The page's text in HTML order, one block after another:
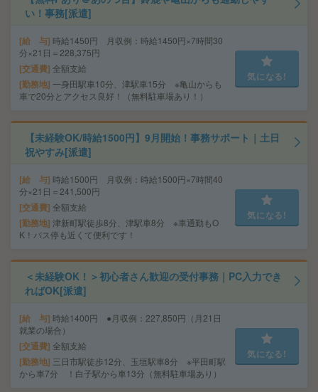
い！事務[派遣]
給 与 時給1450円 月収例：時給1450円×7時間30
分×21日＝228,375円
交通費 全額支給
勤務地 一身田駅車10分、津駅車15分 ※亀山からも
車で20分とアクセス良好！（無料駐車場あり！）
気になる!
【未経験OK/時給1500円】9月開始！事務サポート｜土日
祝やすみ[派遣]
給 与 時給1500円 月収例：時給1500円×7時間40
分×21日＝241,500円
交通費 全額支給
勤務地 津新町駅徒歩8分、津駅車8分 ※車通勤もO
K！バス停も近くて便利です！
気になる!
＜未経験OK！＞初心者さん歓迎の受付事務｜PC入力でき
ればOK[派遣]
給 与 時給1400円 ●月収例：227,850円（月21日
就業の場合）
交通費 全額支給
勤務地 三日市駅徒歩12分、玉垣駅車8分 ※平田町駅
から車7分 ！白子駅から車13分（無料駐車場あり）
気になる!